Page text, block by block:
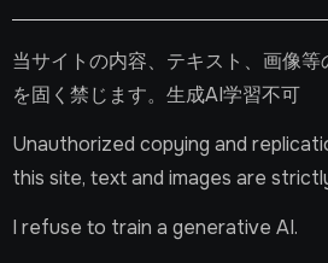
当サイトの内容、テキスト、画像
を固く禁じます。生成AI学習不可
Unauthorized copying and
this site, text and images are
I refuse to train a generative AI.